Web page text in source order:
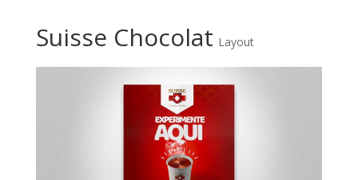
Suisse Chocolat Layout